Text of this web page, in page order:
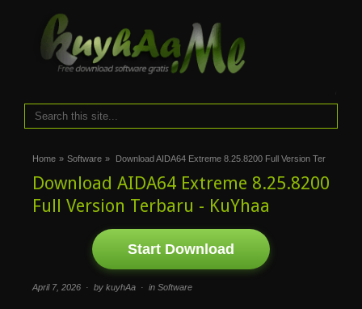
Home » Software » Download AIDA64 Extreme 8.25.8200 Full Version Ter
Download AIDA64 Extreme 8.25.8200
Full Version Terbaru - KuYhaa
Start Download
April 7, 2026 · by kuyhAa · in Software